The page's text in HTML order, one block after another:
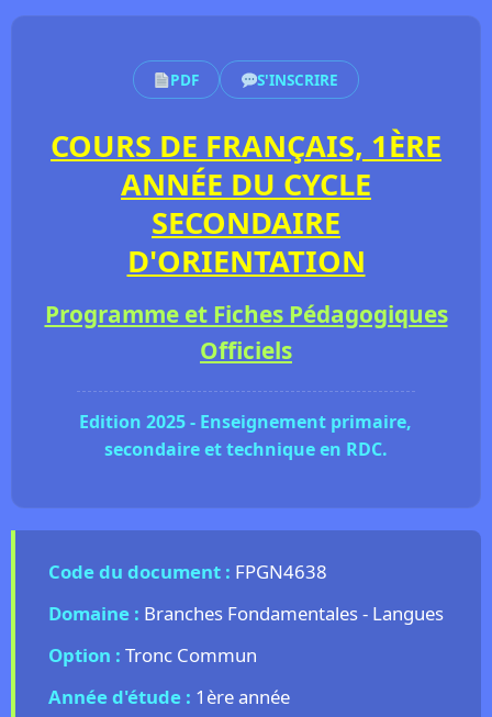
PDF S'INSCRIRE
COURS DE FRANÇAIS, 1ÈRE
ANNÉE DU CYCLE
SECONDAIRE
D'ORIENTATION
Programme et Fiches Pédagogiques
Officiels
Edition 2025 - Enseignement primaire,
secondaire et technique en RDC.
Code du document : FPGN4638
Domaine : Branches Fondamentales - Langues
Option : Tronc Commun
Année d'étude : 1ère année